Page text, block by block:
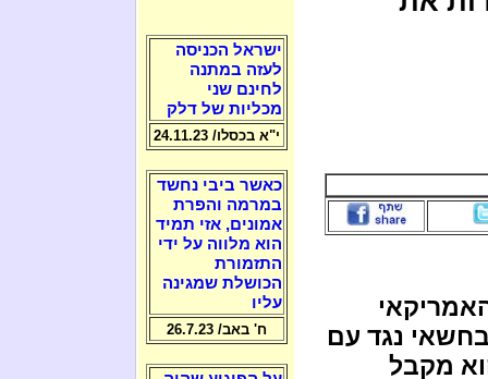
נגד עם
מקבל
ישראל הכניסה
לעזה במתנה
לחינם שני
מכליות של דלק
י"א בכסלו/ 24.11.23
כאשר ביבי נחשד
במרמה והפרת
אמונים, אזי תמיד
הוא מלווה על ידי
התזמורת
הכושלת שמגינה
עליו
ח' באב/ 26.7.23